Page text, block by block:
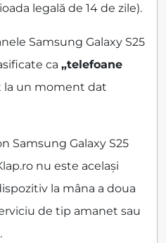
legală de 14 de zile).
Samsung Galaxy S25
ca „telefoane
la un moment dat
Samsung Galaxy S25
nu este același
la mâna a doua
de tip amanet sau